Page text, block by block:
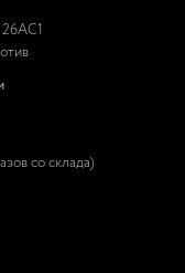
26АС1
со склада)